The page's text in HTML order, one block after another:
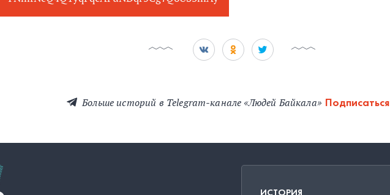
Больше историй в Telegram-канале «Людей Байкала» Подписаться
ИСТОРИЯ